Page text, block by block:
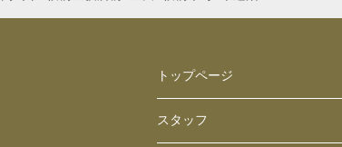
トップページ
スタッフ